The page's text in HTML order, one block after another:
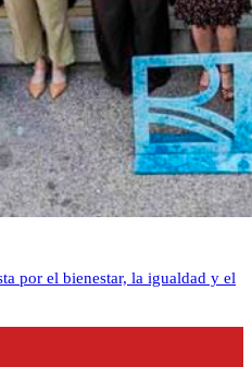
por el bienestar, la igualdad y el